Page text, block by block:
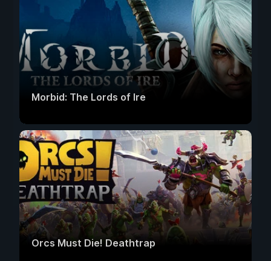
Morbid: The Lords of Ire
Orcs Must Die! Deathtrap